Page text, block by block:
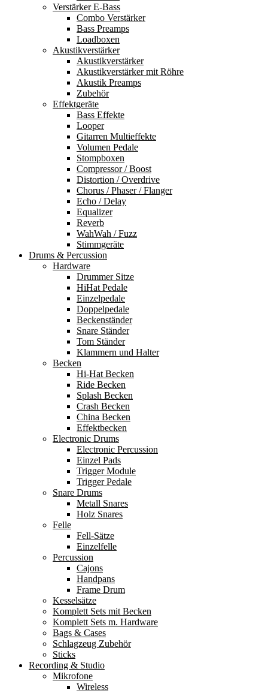
Verstärker E-Bass
Combo Verstärker
Bass Preamps
Loadboxen
Akustikverstärker
Akustikverstärker
Akustikverstärker mit Röhre
Akustik Preamps
Zubehör
Effektgeräte
Bass Effekte
Looper
Gitarren Multieffekte
Volumen Pedale
Stompboxen
Compressor / Boost
Distortion / Overdrive
Chorus / Phaser / Flanger
Echo / Delay
Equalizer
Reverb
WahWah / Fuzz
Stimmgeräte
Drums & Percussion
Hardware
Drummer Sitze
HiHat Pedale
Einzelpedale
Doppelpedale
Beckenständer
Snare Ständer
Tom Ständer
Klammern und Halter
Becken
Hi-Hat Becken
Ride Becken
Splash Becken
Crash Becken
China Becken
Effektbecken
Electronic Drums
Electronic Percussion
Einzel Pads
Trigger Module
Trigger Pedale
Snare Drums
Metall Snares
Holz Snares
Felle
Fell-Sätze
Einzelfelle
Percussion
Cajons
Handpans
Frame Drum
Kesselsätze
Komplett Sets mit Becken
Komplett Sets m. Hardware
Bags & Cases
Schlagzeug Zubehör
Sticks
Recording & Studio
Mikrofone
Wireless